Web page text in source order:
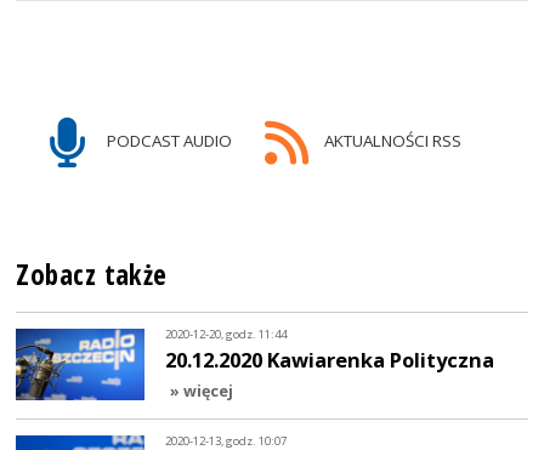
PODCAST AUDIO AKTUALNOŚCI RSS
Zobacz także
2020-12-20, godz. 11:44
20.12.2020 Kawiarenka Polityczna
» więcej
2020-12-13, godz. 10:07